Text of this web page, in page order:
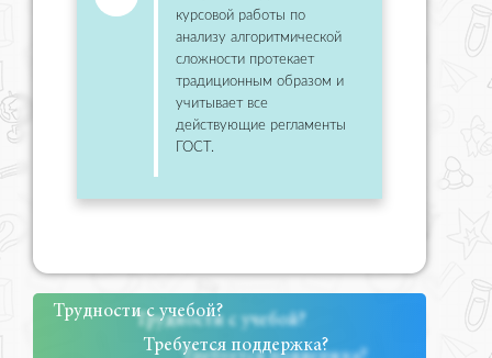
курсовой работы по
анализу алгоритмической
сложности протекает
традиционным образом и
учитывает все
действующие регламенты
ГОСТ.
Трудности с учебой?
Требуется поддержка?